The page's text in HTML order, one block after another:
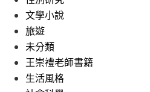
文學小說
旅遊
未分類
王崇禮老師書籍
生活風格